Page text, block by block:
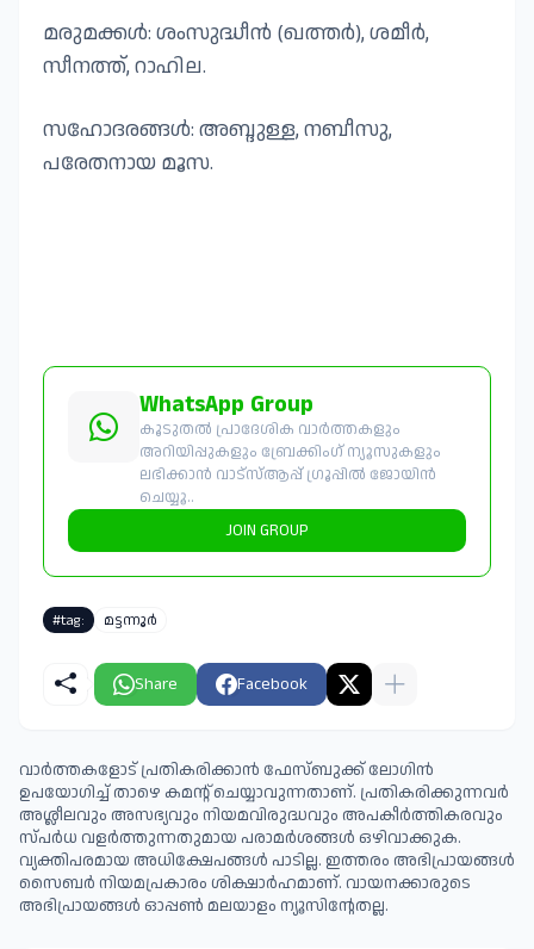
മരുമക്കൾ: ശംസുദ്ധീൻ (ഖത്തർ), ശമീർ,
സീനത്ത്, റാഹില.
സഹോദരങ്ങൾ: അബ്ദുള്ള, നബീസു,
പരേതനായ മൂസ.
WhatsApp Group
കൂടുതൽ പ്രാദേശിക വാർത്തകളും
അറിയിപ്പുകളും ബ്രേക്കിംഗ് ന്യൂസുകളും
ലഭിക്കാൻ വാട്സ്ആപ്പ് ഗ്രൂപ്പിൽ ജോയിൻ
ചെയ്യൂ..
JOIN GROUP
#tag: മട്ടന്നൂർ
Share Facebook
വാർത്തകളോട് പ്രതികരിക്കാൻ ഫേസ്ബുക്ക് ലോഗിൻ
ഉപയോഗിച്ച് താഴെ കമന്റ് ചെയ്യാവുന്നതാണ്. പ്രതികരിക്കുന്നവര്‍
അശ്ലീലവും അസഭ്യവും നിയമവിരുദ്ധവും അപകീര്‍ത്തികരവും
സ്പര്‍ധ വളര്‍ത്തുന്നതുമായ പരാമര്‍ശങ്ങള്‍ ഒഴിവാക്കുക.
വ്യക്തിപരമായ അധിക്ഷേപങ്ങള്‍ പാടില്ല. ഇത്തരം അഭിപ്രായങ്ങള്‍
സൈബര്‍ നിയമപ്രകാരം ശിക്ഷാര്‍ഹമാണ്. വായനക്കാരുടെ
അഭിപ്രായങ്ങള്‍ ഓപ്പൺ മലയാളം ന്യൂസിന്റേതല്ല.